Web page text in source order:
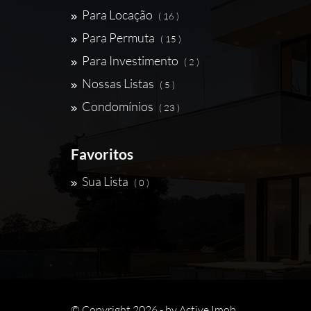
Para Locação ( 16 )
Para Permuta ( 15 )
Para Investimento ( 2 )
Nossas Listas ( 5 )
Condomínios ( 23 )
Favoritos
Sua Lista ( 0 )